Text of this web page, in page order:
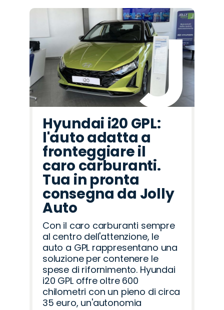
Hyundai i20 GPL:
l'auto adatta a
fronteggiare il
caro carburanti.
Tua in pronta
consegna da Jolly
Auto
Con il caro carburanti sempre
al centro dell'attenzione, le
auto a GPL rappresentano una
soluzione per contenere le
spese di rifornimento. Hyundai
i20 GPL offre oltre 600
chilometri con un pieno di circa
35 euro, un'autonomia